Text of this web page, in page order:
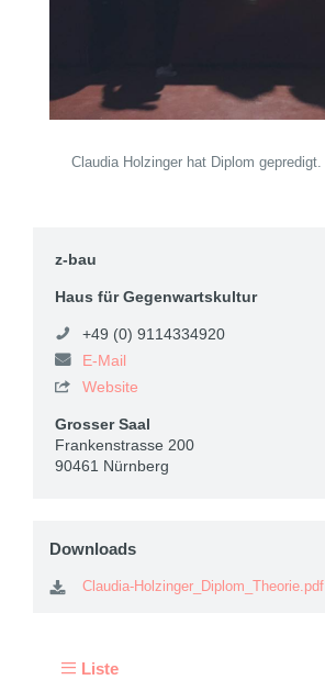
Claudia Holzinger hat Diplom gepredigt.
z-bau
Haus für Gegenwartskultur
+49 (0) 9114334920
E-Mail
 Website
Grosser Saal
Frankenstrasse 200
90461 Nürnberg
Downloads
Claudia-Holzinger_Diplom_Theorie.pdf
Liste